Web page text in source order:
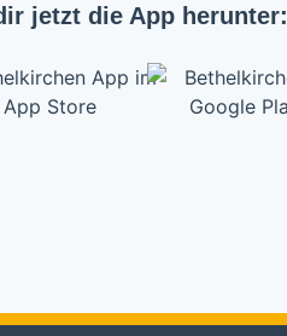
jetzt die App herunter: